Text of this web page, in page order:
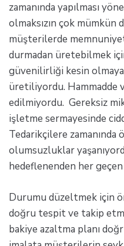
zamanında yapılması
olmaksızın çok mümkün
müşterilerde
durmadan üretebilmek
güvenilirliği kesin
üretiliyordu. Hammadde
edilmiyordu. Gereksiz
işletme sermayesinde
Tedarikçilere zamanında
olumsuzluklar
hedeflenenden her
Durumu düzeltmek için
doğru tespit ve takip
bakiye azaltma planı